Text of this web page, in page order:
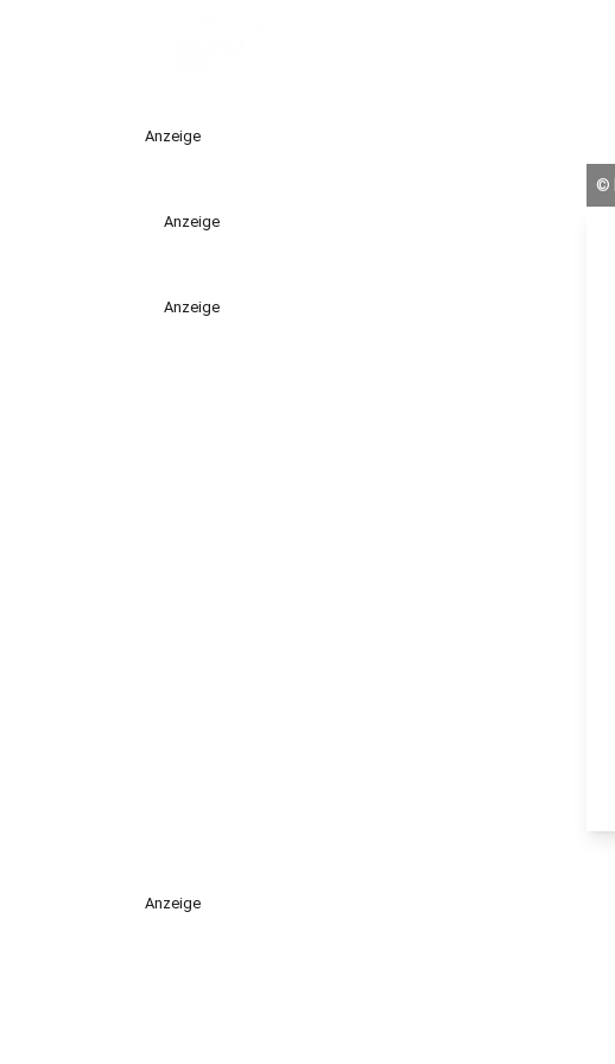
Anzeige
Anzeige
Anzeige
©
Anzeige